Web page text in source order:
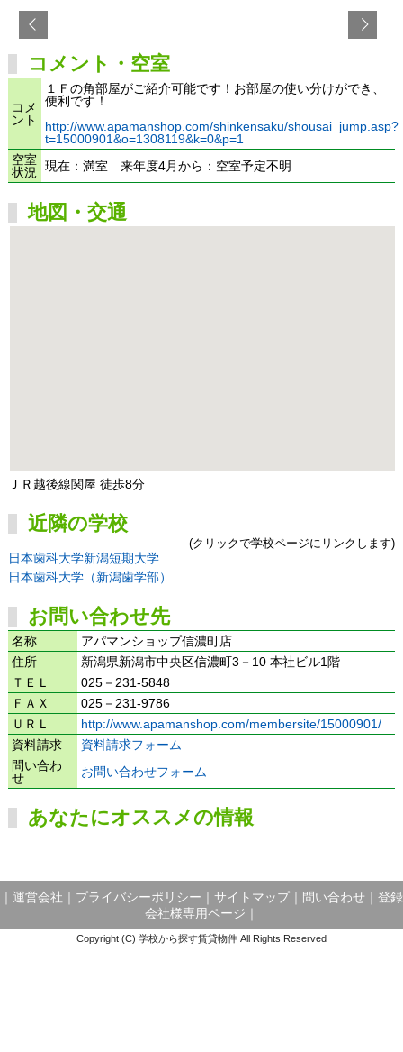
コメント・空室
コメ
ント
１Ｆの角部屋がご紹介可能です！お部屋の使い分けができ、
便利です！
http://www.apamanshop.com/shinkensaku/shousai_jump.asp?
t=15000901&o=1308119&k=0&p=1
空室
状況 現在：満室 来年度4月から：空室予定不明
地図・交通
ＪＲ越後線関屋 徒歩8分
近隣の学校
(クリックで学校ページにリンクします)
日本歯科大学新潟短期大学
日本歯科大学（新潟歯学部）
お問い合わせ先
名称
アパマンショップ信濃町店
住所
新潟県新潟市中央区信濃町3－10 本社ビル1階
ＴＥＬ
025－231-5848
ＦＡＸ
025－231-9786
ＵＲＬ
http://www.apamanshop.com/membersite/15000901/
資料請求
資料請求フォーム
問い合わ
せ
お問い合わせフォーム
あなたにオススメの情報
運営会社 プライバシーポリシー サイトマップ｜ 問い合わせ
登録
会社様専用ページ
Copyright (C) 学校から探す賃貸物件 All Rights Reserved